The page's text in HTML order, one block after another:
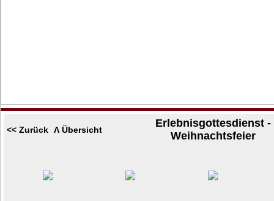
<< Zurück Λ Übersicht
Erlebnisgottesdienst -
Weihnachtsfeier